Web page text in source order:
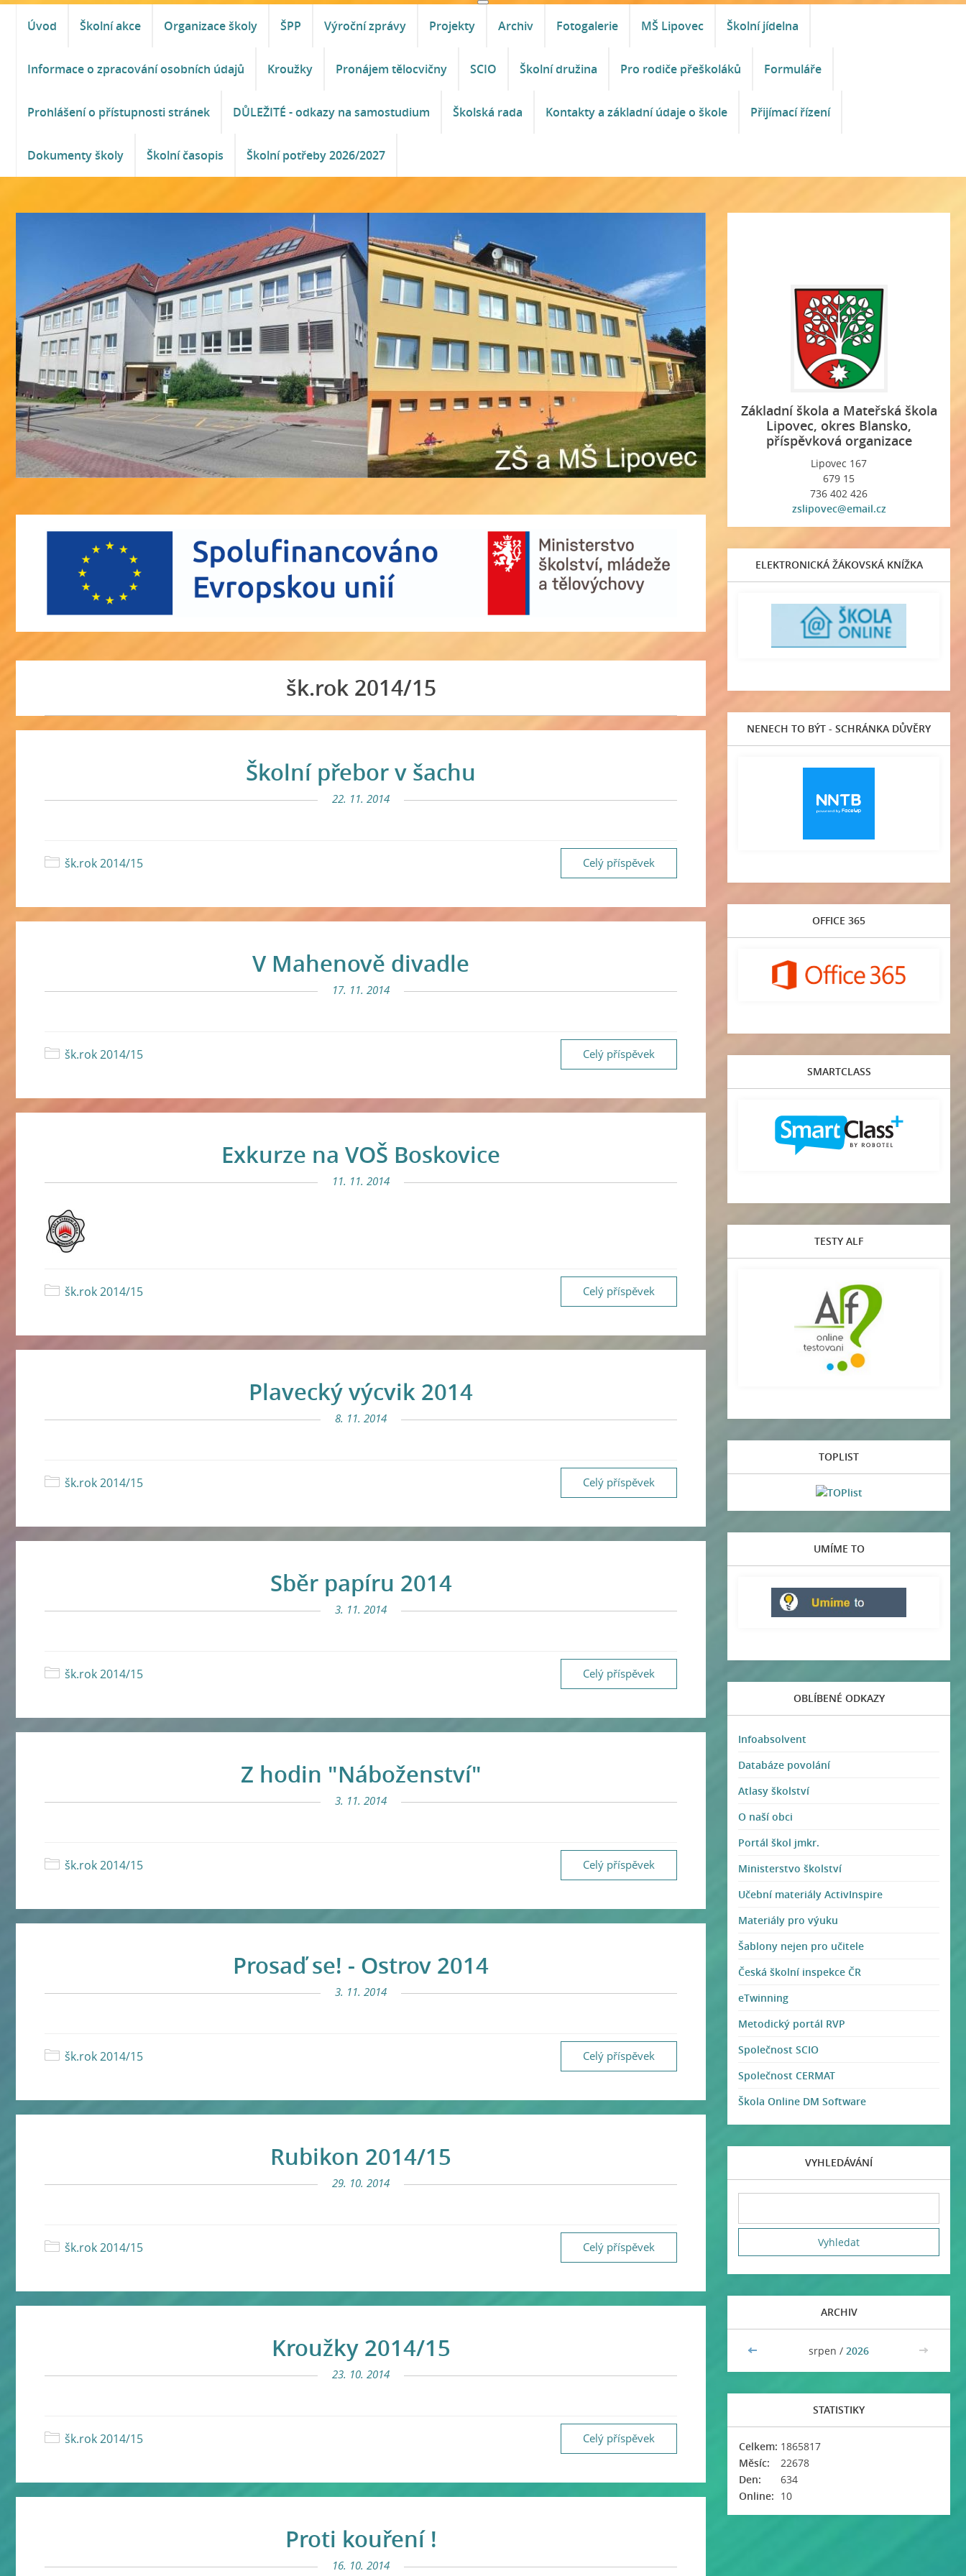
Úvod Školní akce Organizace školy ŠPP Výroční zprávy Projekty Archiv Fotogalerie MŠ Lipovec Školní jídelna
Informace o zpracování osobních údajů Kroužky Pronájem tělocvičny SCIO Školní družina Pro rodiče přeškoláků Formuláře
Prohlášení o přístupnosti stránek DŮLEŽITÉ - odkazy na samostudium Školská rada Kontakty a základní údaje o škole Přijímací řízení
Dokumenty školy Školní časopis Školní potřeby 2026/2027
šk.rok 2014/15
Školní přebor v šachu
22. 11. 2014
Celý příspěvek
šk.rok 2014/15
V Mahenově divadle
17. 11. 2014
Celý příspěvek
šk.rok 2014/15
Exkurze na VOŠ Boskovice
11. 11. 2014
Celý příspěvek
šk.rok 2014/15
Plavecký výcvik 2014
8. 11. 2014
Celý příspěvek
šk.rok 2014/15
Sběr papíru 2014
3. 11. 2014
Celý příspěvek
šk.rok 2014/15
Z hodin "Náboženství"
3. 11. 2014
Celý příspěvek
šk.rok 2014/15
Prosaď se! - Ostrov 2014
3. 11. 2014
Celý příspěvek
šk.rok 2014/15
Rubikon 2014/15
29. 10. 2014
Celý příspěvek
šk.rok 2014/15
Kroužky 2014/15
23. 10. 2014
Celý příspěvek
šk.rok 2014/15
Proti kouření !
16. 10. 2014
Základní škola a Mateřská škola
Lipovec, okres Blansko,
příspěvková organizace
Lipovec 167
679 15
736 402 426
zslipovec@email.cz
ELEKTRONICKÁ ŽÁKOVSKÁ KNÍŽKA
NENECH TO BÝT - SCHRÁNKA DŮVĚRY
OFFICE 365
SMARTCLASS
TESTY ALF
TOPLIST
UMÍME TO
OBLÍBENÉ ODKAZY
Infoabsolvent
Databáze povolání
Atlasy školství
O naší obci
Portál škol jmkr.
Ministerstvo školství
Učební materiály ActivInspire
Materiály pro výuku
Šablony nejen pro učitele
Česká školní inspekce ČR
eTwinning
Metodický portál RVP
Společnost SCIO
Společnost CERMAT
Škola Online DM Software
VYHLEDÁVÁNÍ
ARCHIV
<< srpen / 2026 >>
STATISTIKY
Online: 10
Celkem: 1865817
Měsíc:
22678
Den:
634